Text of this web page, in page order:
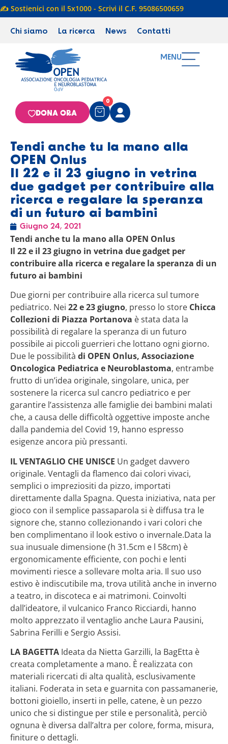
✍️ Sostienici con il 5x1000 - Scrivi il C.F. 95086500659
Chi siamo La ricerca News Contatti
MENU
0
DONA ORA
Tendi anche tu la mano alla
OPEN Onlus
Il 22 e il 23 giugno in vetrina
due gadget per contribuire alla
ricerca e regalare la speranza
di un futuro ai bambini
Giugno 24, 2021
Tendi anche tu la mano alla OPEN Onlus
Il 22 e il 23 giugno in vetrina due gadget per
contribuire alla ricerca e regalare la speranza di un
futuro ai bambini
Due giorni per contribuire alla ricerca sul tumore
pediatrico. Nei 22 e 23 giugno, presso lo store Chicca
Collezioni di Piazza Portanova è stata data la
possibilità di regalare la speranza di un futuro
possibile ai piccoli guerrieri che lottano ogni giorno.
Due le possibilità di OPEN Onlus, Associazione
Oncologica Pediatrica e Neuroblastoma, entrambe
frutto di un’idea originale, singolare, unica, per
sostenere la ricerca sul cancro pediatrico e per
garantire l’assistenza alle famiglie dei bambini malati
che, a causa delle difficoltà oggettive imposte anche
dalla pandemia del Covid 19, hanno espresso
esigenze ancora più pressanti.
IL VENTAGLIO CHE UNISCE Un gadget davvero
originale. Ventagli da flamenco dai colori vivaci,
semplici o impreziositi da pizzo, importati
direttamente dalla Spagna. Questa iniziativa, nata per
gioco con il semplice passaparola si è diffusa tra le
signore che, stanno collezionando i vari colori che
ben complimentano il look estivo o invernale.Data la
sua inusuale dimensione (h 31.5cm e l 58cm) è
ergonomicamente efficiente, con pochi e lenti
movimenti riesce a sollevare molta aria. Il suo uso
estivo è indiscutibile ma, trova utilità anche in inverno
a teatro, in discoteca e ai matrimoni. Coinvolti
dall’ideatore, il vulcanico Franco Ricciardi, hanno
molto apprezzato il ventaglio anche Laura Pausini,
Sabrina Ferilli e Sergio Assisi.
LA BAGETTA Ideata da Nietta Garzilli, la BagEtta è
creata completamente a mano. È realizzata con
materiali ricercati di alta qualità, esclusivamente
italiani. Foderata in seta e guarnita con passamanerie,
bottoni gioiello, inserti in pelle, catene, è un pezzo
unico che si distingue per stile e personalità, perciò
ognuna è diversa dall’altra per colore, forma, misura,
finiture o dettagli.